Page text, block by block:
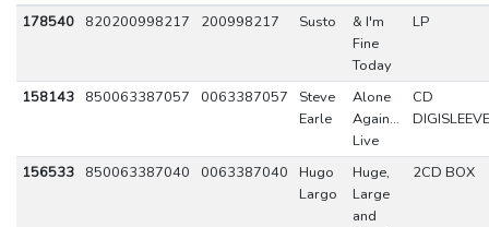
178540
820200998217 200998217 Susto
& I'm
Fine
Today
LP
158143 850063387057 0063387057
Steve
Earle
Alone
Again...
Live
CD
DIGISLEEVE
156533 850063387040 0063387040
Hugo
Largo
Huge,
Large
and
2CD BOX